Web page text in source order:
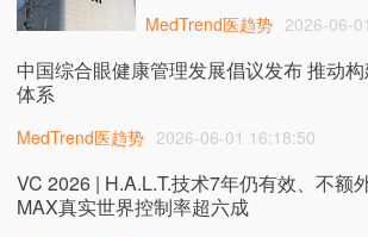
MedTrend医趋势 2026-06-
中国综合眼健康管理发展倡议发布 推动
体系
MedTrend医趋势 2026-06-01 16:18:50
VC 2026 | H.A.L.T.技术7年仍有效、不额
MAX真实世界控制率超六成